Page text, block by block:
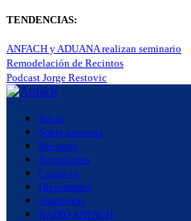
TENDENCIAS:
ANFACH y ADUANA realizan seminario
Remodelación de Recintos
Podcast Jorge Restovic
Inicio
Sobre nosotros
Recintos
Formularios
Contacto
Diplomados
Asambleas
RADIO ANFACH